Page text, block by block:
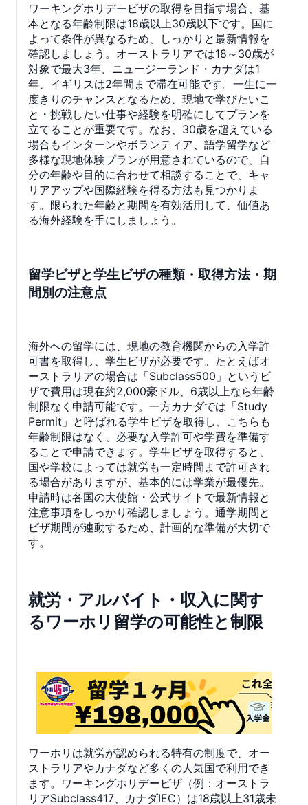
ワーキングホリデービザの取得を目指す場合、基
本となる年齢制限は18歳以上30歳以下です。国に
よって条件が異なるため、しっかりと最新情報を
確認しましょう。オーストラリアでは18～30歳が
対象で最大3年、ニュージーランド・カナダは1
年、イギリスは2年間まで滞在可能です。一生に一
度きりのチャンスとなるため、現地で学びたいこ
と・挑戦したい仕事や経験を明確にしてプランを
立てることが重要です。なお、30歳を超えている
場合もインターンやボランティア、語学留学など
多様な現地体験プランが用意されているので、自
分の年齢や目的に合わせて相談することで、キャ
リアアップや国際経験を得る方法も見つかりま
す。限られた年齢と期間を有効活用して、価値あ
る海外経験を手にしましょう。
留学ビザと学生ビザの種類・取得方法・期
間別の注意点
海外への留学には、現地の教育機関からの入学許
可書を取得し、学生ビザが必要です。たとえばオ
ーストラリアの場合は「Subclass500」というビ
ザで費用は現在約2,000豪ドル、6歳以上なら年齢
制限なく申請可能です。一方カナダでは「Study
Permit」と呼ばれる学生ビザを取得し、こちらも
年齢制限はなく、必要な入学許可や学費を準備す
ることで申請できます。学生ビザを取得すると、
国や学校によっては就労も一定時間まで許可され
る場合がありますが、基本的には学業が最優先。
申請時は各国の大使館・公式サイトで最新情報と
注意事項をしっかり確認しましょう。通学期間と
ビザ期間が連動するため、計画的な準備が大切で
す。
就労・アルバイト・収入に関す
るワーホリ留学の可能性と制限
ワーホリは就労が認められる特有の制度で、オー
ストラリアやカナダなど多くの人気国で利用でき
ます。ワーキングホリデービザ（例：オーストラ
リアSubclass417、カナダIEC）は18歳以上31歳未